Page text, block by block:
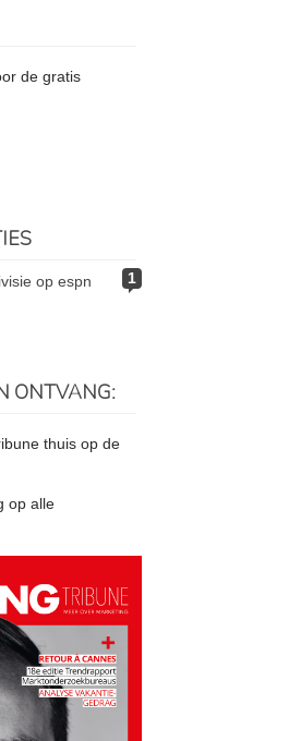
de gratis
1
ONTVANG:
thuis op de
op alle